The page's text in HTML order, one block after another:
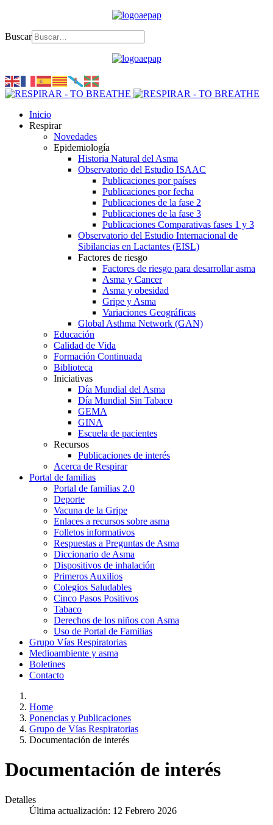
Buscar
Inicio
Respirar
Novedades
Epidemiología
Historia Natural del Asma
Observatorio del Estudio ISAAC
Publicaciones por países
Publicaciones por fecha
Publicaciones de la fase 2
Publicaciones de la fase 3
Publicaciones Comparativas fases 1 y 3
Observatorio del Estudio Internacional de
Sibilancias en Lactantes (EISL)
Factores de riesgo
Factores de riesgo para desarrollar asma
Asma y Cancer
Asma y obesidad
Gripe y Asma
Variaciones Geográficas
Global Asthma Network (GAN)
Educación
Calidad de Vida
Formación Continuada
Biblioteca
Iniciativas
Día Mundial del Asma
Día Mundial Sin Tabaco
GEMA
GINA
Escuela de pacientes
Recursos
Publicaciones de interés
Acerca de Respirar
Portal de familias
Portal de familias 2.0
Deporte
Vacuna de la Gripe
Enlaces a recursos sobre asma
Folletos informativos
Respuestas a Preguntas de Asma
Diccionario de Asma
Dispositivos de inhalación
Primeros Auxilios
Colegios Saludables
Cinco Pasos Positivos
Tabaco
Derechos de los niños con Asma
Uso de Portal de Familias
Grupo Vías Respiratorias
Medioambiente y asma
Boletines
Contacto
Home
Ponencias y Publicaciones
Grupo de Vías Respiratorias
Documentación de interés
Documentación de interés
Detalles
Última actualización: 12 Febrero 2026